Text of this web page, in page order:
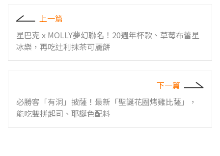
上一篇
星巴克ｘMOLLY夢幻聯名！20週年杯款、草莓布蕾星
冰樂，再吃辻利抹茶可麗餅
下一篇
必勝客「有洞」披薩！最新「聖誕花圈烤雞比薩」，
能吃雙拼起司、耶誕色配料